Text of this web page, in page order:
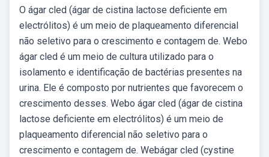
O ágar cled (ágar de cistina lactose deficiente em
electrólitos) é um meio de plaqueamento diferencial
não seletivo para o crescimento e contagem de. Webo
ágar cled é um meio de cultura utilizado para o
isolamento e identificação de bactérias presentes na
urina. Ele é composto por nutrientes que favorecem o
crescimento desses. Webo ágar cled (ágar de cistina
lactose deficiente em electrólitos) é um meio de
plaqueamento diferencial não seletivo para o
crescimento e contagem de. Webágar cled (cystine